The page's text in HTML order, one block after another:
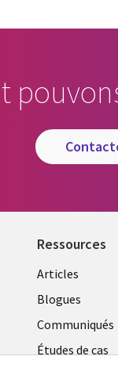
Ressources
Library
Links
CANADA
FR
Articles
Blogues
Communiqués
Études de cas